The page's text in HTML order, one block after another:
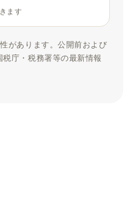
ます
があります。公開前および
庁・税務署等の最新情報